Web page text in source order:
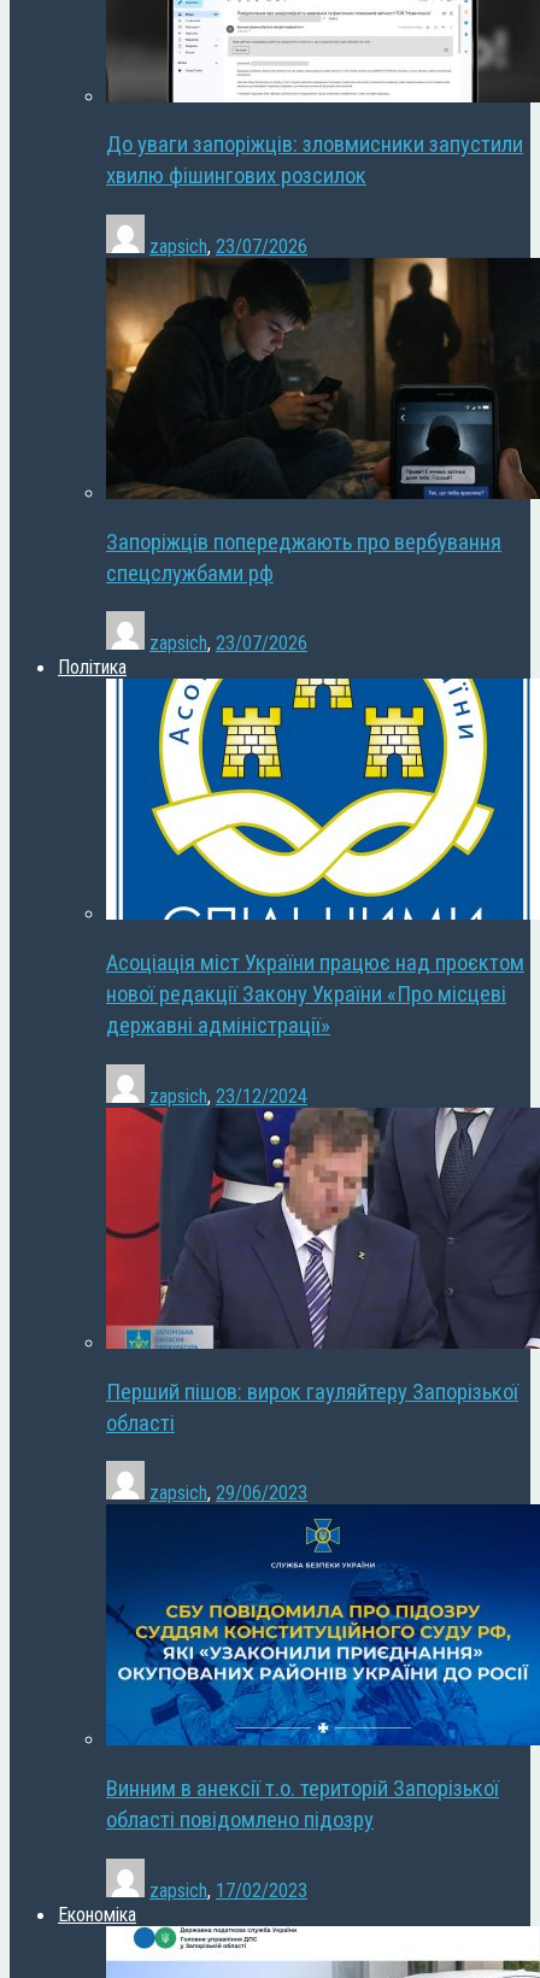
До уваги запоріжців: зловмисники запустили
хвилю фішингових розсилок
zapsich, 23/07/2026
Запоріжців попереджають про вербування
спецслужбами рф
zapsich, 23/07/2026
Політика
Асоціація міст України працює над проєктом
нової редакції Закону України «Про місцеві
державні адміністрації»
zapsich, 23/12/2024
Перший пішов: вирок гауляйтеру Запорізької
області
zapsich, 29/06/2023
Винним в анексії т.о. територій Запорізької
області повідомлено підозру
zapsich, 17/02/2023
Економіка